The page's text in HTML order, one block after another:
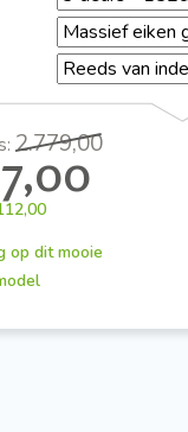
2.779,00
op dit mooie